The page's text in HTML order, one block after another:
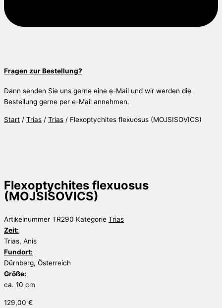
Fragen zur Bestellung?
Dann senden Sie uns gerne eine e-Mail und wir werden die
Bestellung gerne per e-Mail annehmen.
Start / Trias / Trias / Flexoptychites flexuosus (MOJSISOVICS)
Flexoptychites flexuosus
(MOJSISOVICS)
Artikelnummer TR290 Kategorie Trias
Zeit:
Trias, Anis
Fundort:
Dürnberg, Österreich
Größe:
ca. 10 cm
129,00 €